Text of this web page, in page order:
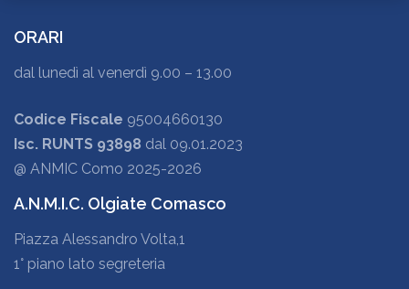
ORARI
dal lunedì al venerdì 9.00 – 13.00
Codice Fiscale 95004660130
Isc. RUNTS 93898 dal 09.01.2023
@ ANMIC Como 2025-2026
A.N.M.I.C. Olgiate Comasco
Piazza Alessandro Volta,1
1° piano lato segreteria